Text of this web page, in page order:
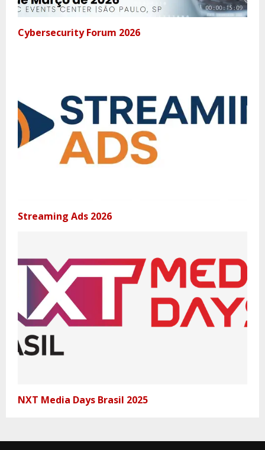
Cybersecurity Forum 2026
Streaming Ads 2026
NXT Media Days Brasil 2025